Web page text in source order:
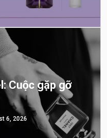
Cuộc gặp gỡ
6, 2026